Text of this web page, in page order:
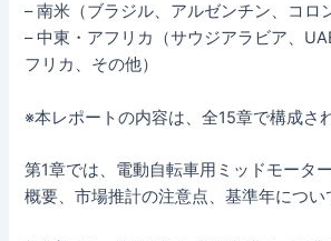
– 南米（ブラジル、アルゼンチン、コロ
– 中東・アフリカ（サウジアラビア、
フリカ、その他）
※本レポートの内容は、全15章で構成さ
第1章では、電動自転車用ミッドモータ
概要、市場推計の注意点、基準年につい